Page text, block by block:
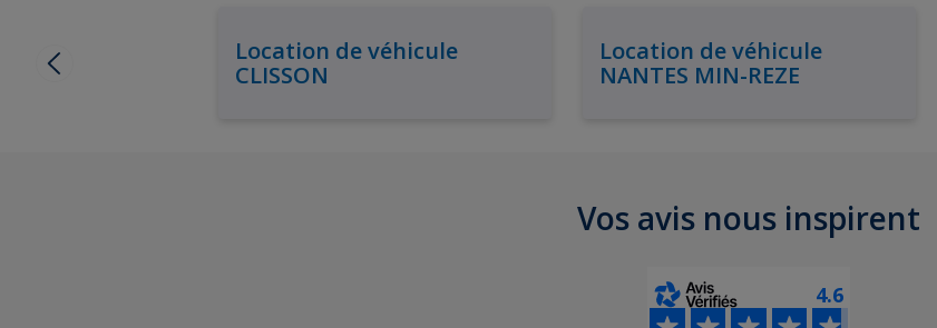
Location de véhicule
CLISSON
Location de véhicule
NANTES MIN-REZE
Vos avis nous inspirent
4.6